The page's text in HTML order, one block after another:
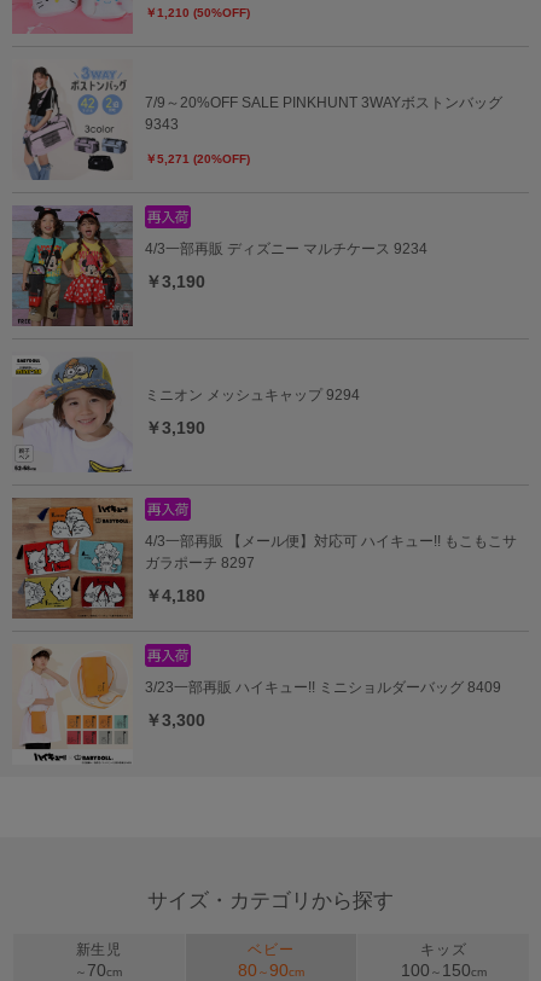
￥1,210 (50%OFF)
7/9～20%OFF SALE PINKHUNT 3WAYボストンバッグ
9343
￥5,271 (20%OFF)
4/3一部再販 ディズニー マルチケース 9234
￥3,190
ミニオン メッシュキャップ 9294
￥3,190
4/3一部再販 【メール便】対応可 ハイキュー!! もこもこサ
ガラポーチ 8297
￥4,180
3/23一部再販 ハイキュー!! ミニショルダーバッグ 8409
￥3,300
サイズ・カテゴリから探す
新生児
～ 70cm
ベビー
80 ～90cm
キッズ
100 ～ 150cm